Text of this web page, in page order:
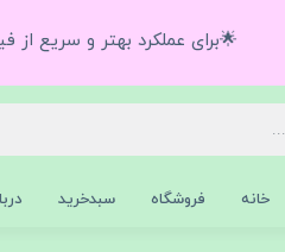
🌟برای عملکرد بهتر و سریع از
خانه فروشگاه سبدخرید